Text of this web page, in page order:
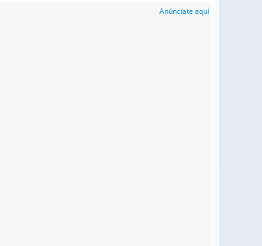
Anúnciate aquí